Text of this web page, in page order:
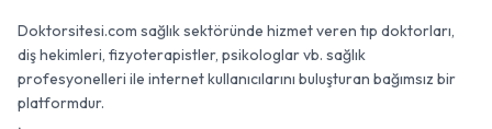
Doktorsitesi.com sağlık sektöründe hizmet veren tıp doktorları,
diş hekimleri, fizyoterapistler, psikologlar vb. sağlık
profesyonelleri ile internet kullanıcılarını buluşturan bağımsız bir
platformdur.